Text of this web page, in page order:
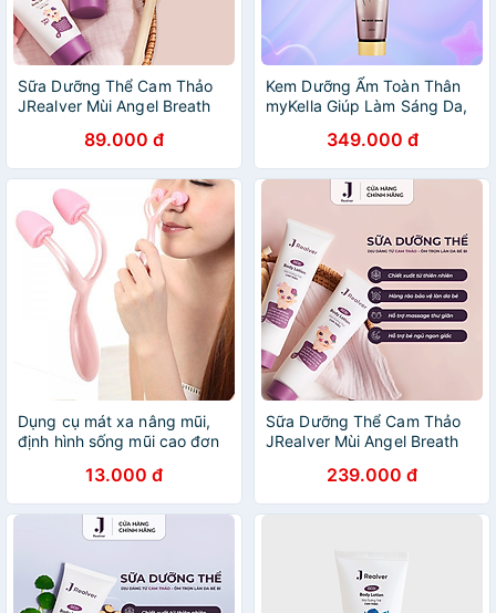
Sữa Dưỡng Thể Cam Thảo
JRealver Mùi Angel Breath
89.000 đ
Kem Dưỡng Ẩm Toàn Thân
myKella Giúp Làm Sáng Da,
Ẩm Hiệu Quả - 230ml
349.000 đ
Dụng cụ mát xa nâng mũi,
định hình sống mũi cao đơn
13.000 đ
Sữa Dưỡng Thể Cam Thảo
JRealver Mùi Angel Breath
239.000 đ